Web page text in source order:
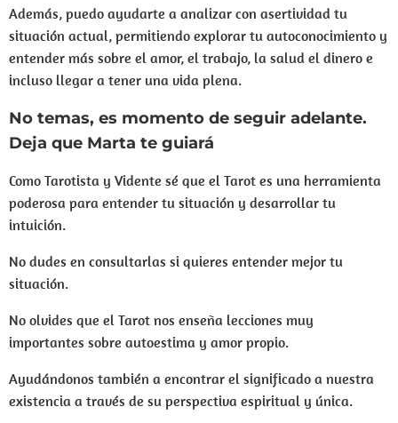
Además, puedo ayudarte a analizar con asertividad tu
situación actual, permitiendo explorar tu autoconocimiento y
entender más sobre el amor, el trabajo, la salud el dinero e
incluso llegar a tener una vida plena.
No temas, es momento de seguir adelante.
Deja que Marta te guiará
Como Tarotista y Vidente sé que el Tarot es una herramienta
poderosa para entender tu situación y desarrollar tu
intuición.
No dudes en consultarlas si quieres entender mejor tu
situación.
No olvides que el Tarot nos enseña lecciones muy
importantes sobre autoestima y amor propio.
Ayudándonos también a encontrar el significado a nuestra
existencia a través de su perspectiva espiritual y única.